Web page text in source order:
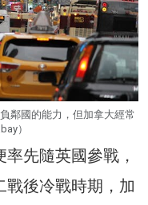
鄰國的能力，但加拿大經常
）
先隨英國參戰，
後冷戰時期，加